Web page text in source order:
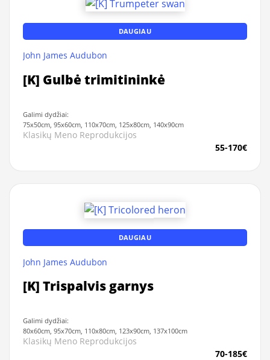
DAUGIAU
John James Audubon
[K] Gulbė trimitininkė
Galimi dydžiai:
75x50cm, 95x60cm, 110x70cm, 125x80cm, 140x90cm
Klasikų Meno Reprodukcijos
55-170€
DAUGIAU
John James Audubon
[K] Trispalvis garnys
Galimi dydžiai:
80x60cm, 95x70cm, 110x80cm, 123x90cm, 137x100cm
Klasikų Meno Reprodukcijos
70-185€